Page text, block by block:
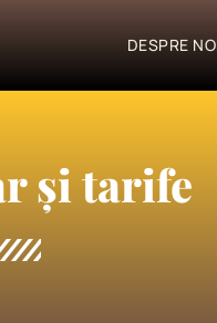
DESPRE
și tarife